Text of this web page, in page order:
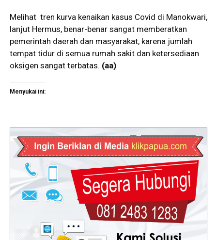
Melihat tren kurva kenaikan kasus Covid di Manokwari,
lanjut Hermus, benar-benar sangat memberatkan
pemerintah daerah dan masyarakat, karena jumlah
tempat tidur di semua rumah sakit dan ketersediaan
oksigen sangat terbatas. (aa)
Menyukai ini: